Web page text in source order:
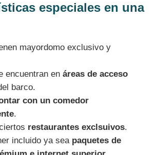
especiales en una
mayordomo exclusivo y
encuentran en áreas de acceso
barco.
con un comedor
.
restaurantes exclsuivos.
incluido ya sea paquetes de